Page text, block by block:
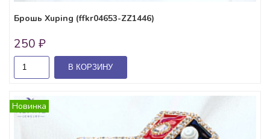
Брошь Xuping (ffkr04653-ZZ1446)
250 ₽
В КОРЗИНУ
Новинка